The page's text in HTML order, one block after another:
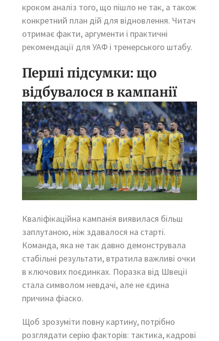
кроком аналіз того, що пішло не так, а також
конкретний план дій для відновлення. Читач
отримає факти, аргументи і практичні
рекомендації для УАФ і тренерського штабу.
Перші підсумки: що
відбувалося в кампанії
Кваліфікаційна кампанія виявилася більш
заплутаною, ніж здавалося на старті.
Команда, яка не так давно демонструвала
стабільні результати, втратила важливі очки
в ключових поєдинках. Поразка від Швеції
стала символом невдачі, але не єдина
причина фіаско.
Щоб зрозуміти повну картину, потрібно
розглядати серію факторів: тактика, кадрові